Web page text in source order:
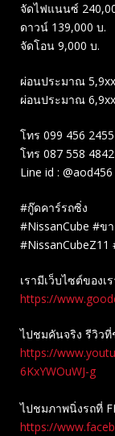
จัดไฟแนนซ์
ดาวน์ 139,000 บ.
จัดโอน 9,000 บ.
ผ่อนประมาณ
ผ่อนประมาณ
โทร 099 456
โทร 087 558
Line id : @aod456
#กู๊ดคาร์รถซิ่ง
#NissanCube #ข
เรามีเว็บไซต์ของเ
https://
ไปชมคันจริง รีวิว
https://
6KxYWOuWJ-g
ไปชมภาพนิ่งรถที่
https://